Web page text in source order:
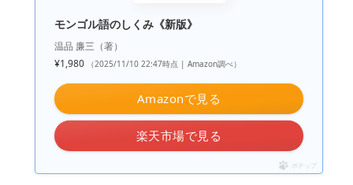
モンゴル語のしくみ《新版》
温品 廉三（著）
¥1,980
（2025/11/10 22:47時点 | Amazon調べ）
Amazonで見る
楽天市場で見る
ポチップ